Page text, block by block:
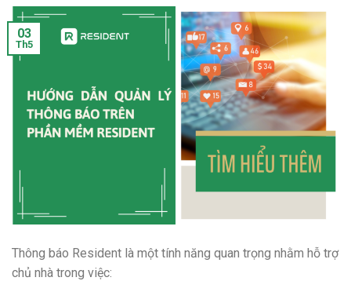
03
Th5
Thông báo Resident là một tính năng quan trọng nhằm hỗ trợ
chủ nhà trong việc: